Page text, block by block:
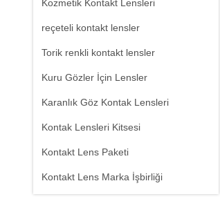
Kozmetik Kontakt Lensleri
reçeteli kontakt lensler
Torik renkli kontakt lensler
Kuru Gözler İçin Lensler
Karanlık Göz Kontak Lensleri
Kontak Lensleri Kitsesi
Kontakt Lens Paketi
Kontakt Lens Marka İşbirliği